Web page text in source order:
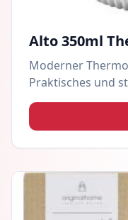
Alto 350ml
Moderner
Praktisches und